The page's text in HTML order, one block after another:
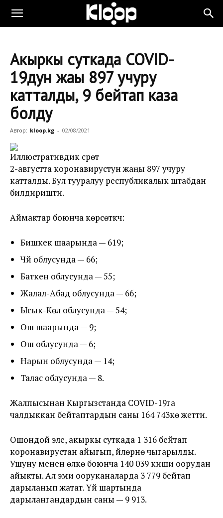
Акыркы суткада COVID-
19дун жаңы 897 учуру
катталды, 9 бейтап каза
болду
Автор: kloop.kg - 02/08/2021
Иллюстративдик сүрөт
2-августта коронавирустун жаңы 897 учуру
катталды. Бул тууралуу республикалык штабдан
билдиришти.
Аймактар боюнча көрсөткүч:
Бишкек шаарында — 619;
Чүй облусунда — 66;
Баткен облусунда — 55;
Жалал-Абад облусунда — 66;
Ысык-Көл облусунда — 54;
Ош шаарында — 9;
Ош облусунда — 6;
Нарын облусунда — 14;
Талас облусунда — 8.
Жалпысынан Кыргызстанда COVID-19га
чалдыккан бейтаптардын саны 164 743кө жетти.
Ошондой эле, акыркы суткада 1 316 бейтап
коронавирустан айыгып, үйлөрүнө чыгарылды.
Ушуну менен өлкө боюнча 140 039 киши оорудан
айыкты. Ал эми ооруканаларда 3 779 бейтап
дарыланып жатат. Үй шартында
дарылангандардын саны — 9 913.